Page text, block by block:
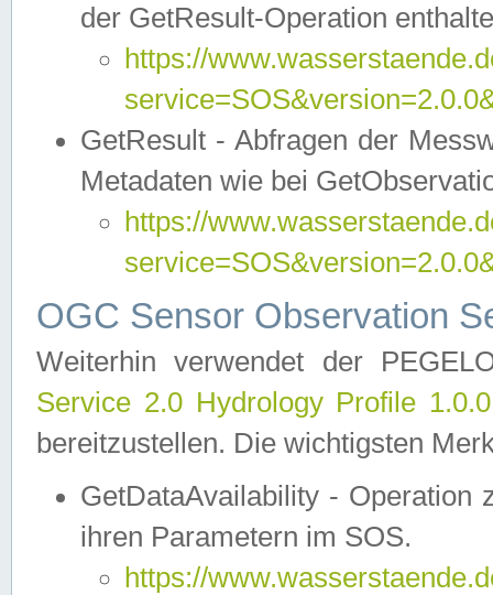
der GetResult-Operation
https://
GetResult - Abfragen der
Metadaten wie bei
https://
OGC Sensor Observation
Weiterhin verwendet der
Service 2.0 Hydrology Profile
bereitzustellen. Die wichtigsten
GetDataAvailability - Operation
ihren Parametern im SOS.
https://